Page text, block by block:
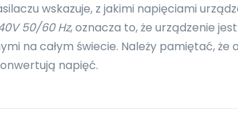
wskazuje, z jakimi napięciami
50/60 Hz, oznacza to, że urządzenie
na całym świecie. Należy pamiętać,
napięć.